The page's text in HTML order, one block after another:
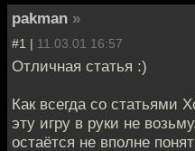
pakman »
#1 | 11.03.01 16:57
Отличная статья :)
Как всегда со статьями
эту игру в руки не
остаётся не вполне